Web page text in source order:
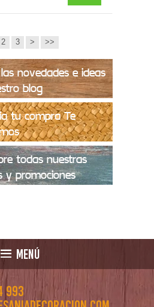
2 3 > >>
novedades e ideas
blog
tu compra Te
todas nuestras
y promociones
MENÚ
993